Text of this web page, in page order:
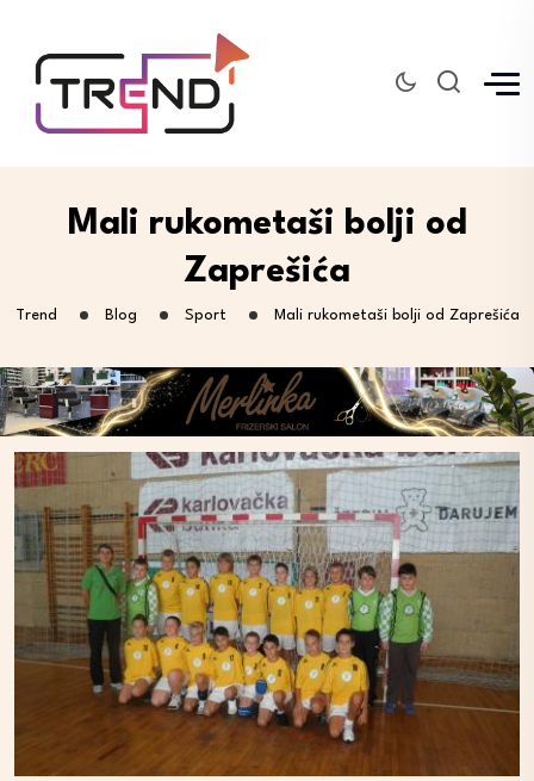
Mali rukometaši bolji od
Zaprešića
Trend Blog Sport Mali rukometaši bolji od Zaprešića